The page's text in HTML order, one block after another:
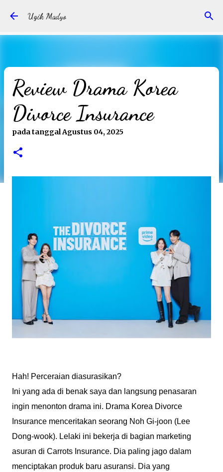
Langsung ke konten utama
Ugik Madyo
Review Drama Korea
Divorce Insurance
pada tanggalAgustus 04, 2025
Hah! Perceraian diasurasikan?
Ini yang ada di benak saya dan langsung penasaran
ingin menonton drama ini. Drama Korea Divorce
Insurance menceritakan seorang Noh Gi-joon (Lee
Dong-wook). Lelaki ini bekerja di bagian marketing
asuran di Carrots Insurance. Dia paling jago dalam
menciptakan produk baru asuransi. Dia yang